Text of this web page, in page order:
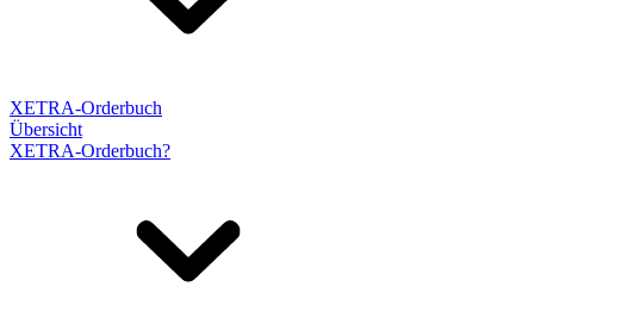
XETRA-Orderbuch
Übersicht
XETRA-Orderbuch?